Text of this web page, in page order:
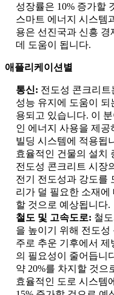
성장률은 10% 증가할
스마트 에너지 시스템
용은 선진국과 신흥
데 도움이 됩니다.
애플리케이션별
통신: 전도성 콘크리
성능 유지에 도움이
용되고 있습니다. 이
인 에너지 사용을 제
빌딩 시스템에 적용됩
효율적인 건물의 설치
전도성 콘크리트 시장
전기 전도성과 강도를
리가 덜 필요한 소재에
할 것으로 예상됩니다.
철도 및 고속도로: 철
을 높이기 위해 전도
주로 추운 기후에서 제
의 필요성이 줄어듭니
약 20%를 차지할 것으
효율적인 도로 시스템